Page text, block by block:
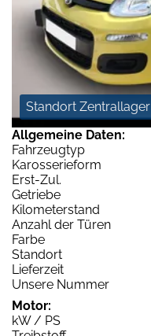
Standort Zentrallager
Allgemeine Daten:
Fahrzeugtyp
Karosserieform
Erst-Zul.
Getriebe
Kilometerstand
Anzahl der Türen
Farbe
Standort
Lieferzeit
Unsere Nummer
Motor:
kW / PS